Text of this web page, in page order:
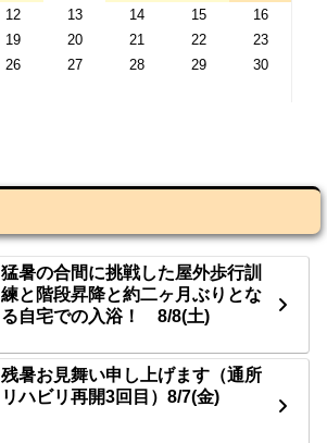
12 13 14 15
16
19 20 21 22
23
26 27 28 29
30
猛暑の合間に挑戦した屋外歩行訓
練と階段昇降と約二ヶ月ぶりとな
る自宅での入浴！ 8/8(土)
残暑お見舞い申し上げます（通所
リハビリ再開3回目）8/7(金)